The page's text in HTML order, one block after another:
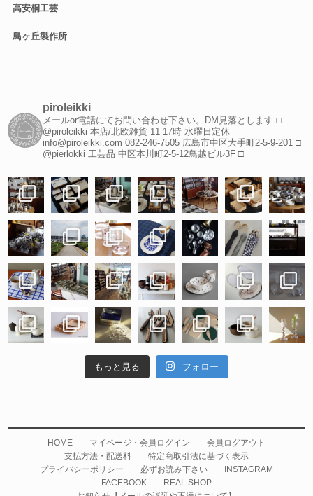
高安桐工芸
鳥ヶ丘製作所
piroleikki
メールor電話にてお問い合わせ下さい。DM見落とします □
@piroleikki 本店/北欧雑貨 11-17時 水曜日定休
info@piroleikki.com 082-246-7505 広島市中区大手町2-5-9-201 □
@pierlokki 工芸品 中区本川町2-5-12鳥越ビル3F □
もっと見る フォロー
HOME マイページ・会員ログイン
会員ログアウト
支払方法・配送料
特定商取引法に基づく表示
プライバシーポリシー
必ずお読み下さい
INSTAGRAM
FACEBOOK
REAL SHOP